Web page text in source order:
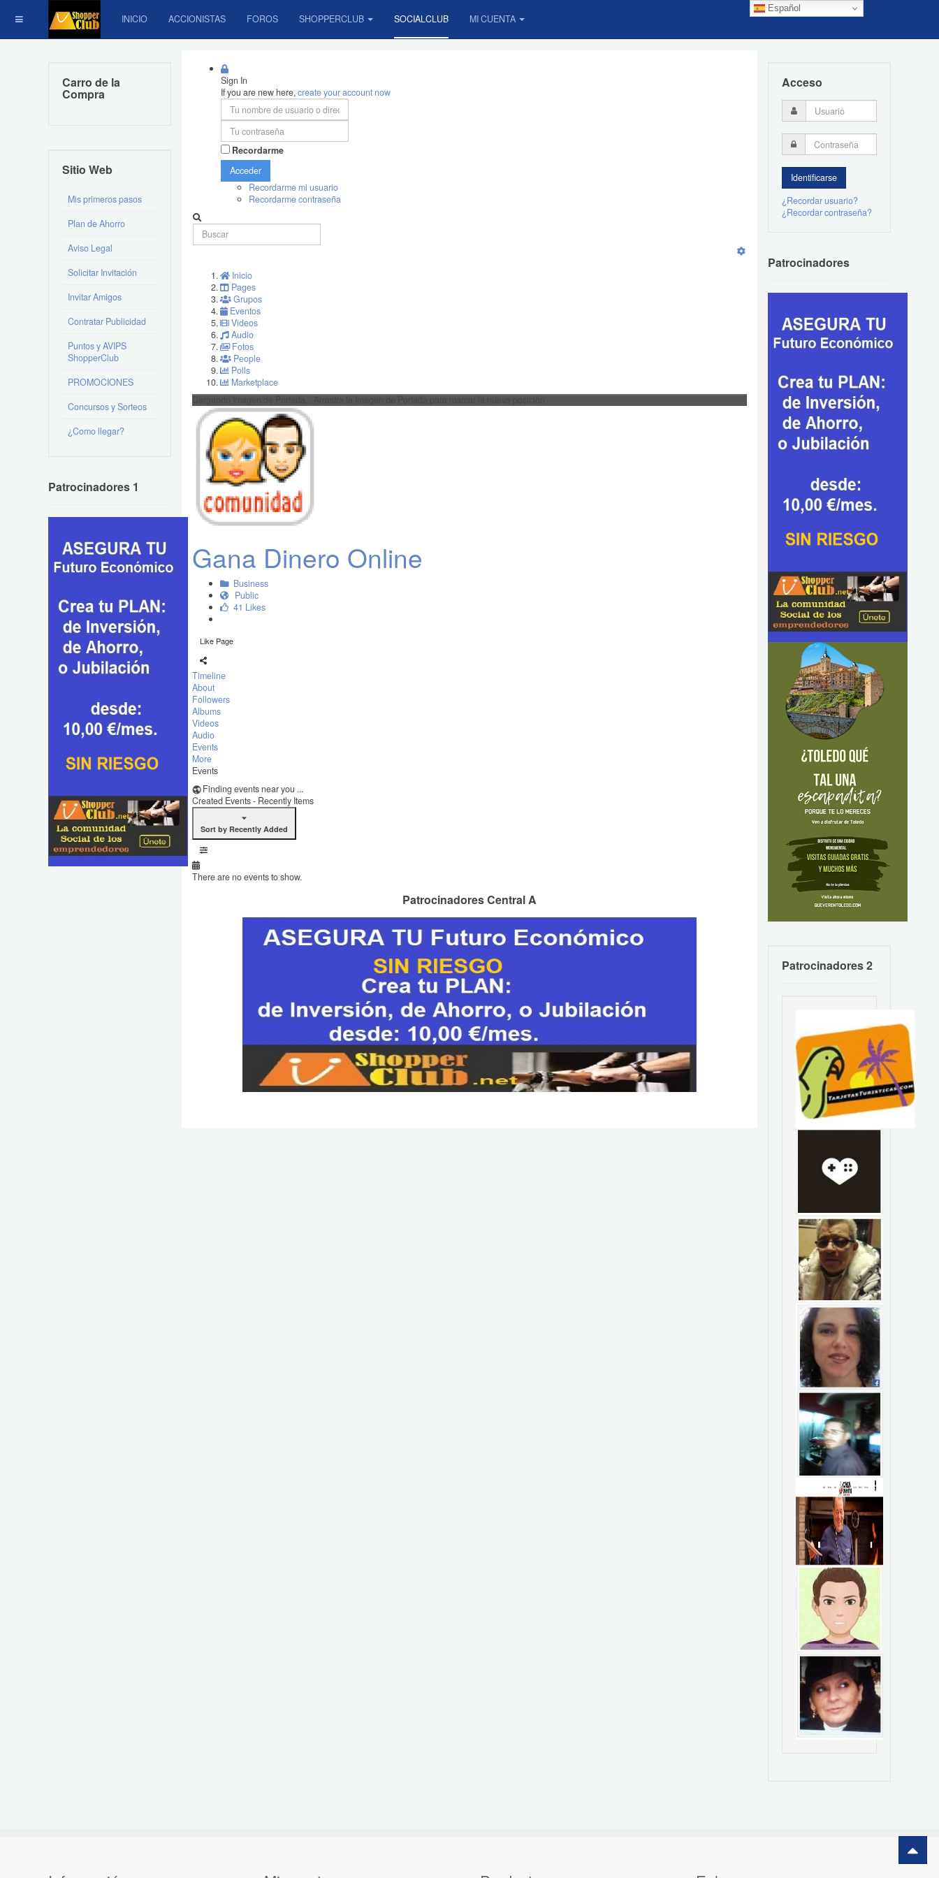
Español
INICIO ACCIONISTAS FOROS SHOPPERCLUB SOCIALCLUB MI CUENTA
Sign In
If you are new here,create your account now
Recordarme
Acceder
Recordarme mi usuario
Recordarme contraseña
Inicio
Pages
Grupos
Eventos
Videos
Audio
Fotos
People
Polls
Marketplace
Cargando Imagen de Portada... Arrastra la Imagen de Portada para marcar la nueva posición
Gana Dinero Online
Business
Public
41 Likes
Like Page
Timeline
About
Followers
Albums
Videos
Audio
Events
More
Events
Finding events near you ...
Created Events - Recently Items
Sort by Recently Added
There are no events to show.
Patrocinadores Central A
Carro de la
Compra
Sitio Web
Mis primeros pasos
Plan de Ahorro
Aviso Legal
Solicitar Invitación
Invitar Amigos
Contratar Publicidad
Puntos y AVIPS
ShopperClub
PROMOCIONES
Concursos y Sorteos
¿Como llegar?
Patrocinadores 1
Acceso
¿Recordar usuario?
¿Recordar contraseña?
Patrocinadores
Patrocinadores 2